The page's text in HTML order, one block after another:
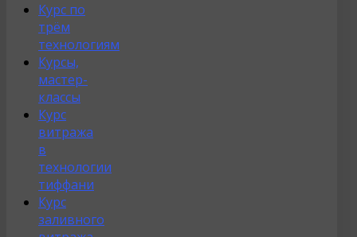
Курс по
трём
технологиям
Курсы,
мастер-
классы
Курс
витража
в
технологии
тиффани
Курс
заливного